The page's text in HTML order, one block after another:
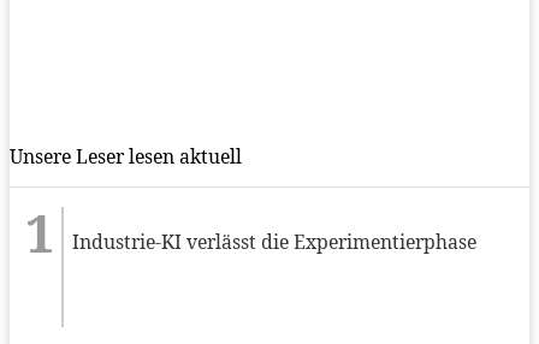
Unsere Leser lesen aktuell
Industrie-KI verlässt die Experimentierphase